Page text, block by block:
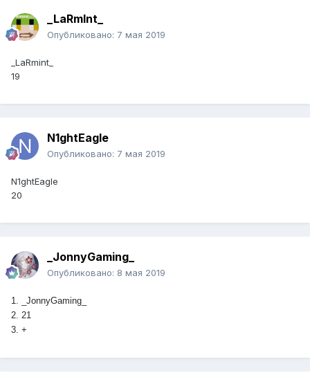
_LaRmlnt_
Опубликовано: 7 мая 2019
_LaRmint_
19
N1ghtEagle
Опубликовано: 7 мая 2019
N1ghtEagle
20
_JonnyGaming_
Опубликовано: 8 мая 2019
1. _JonnyGaming_
2. 21
3. +